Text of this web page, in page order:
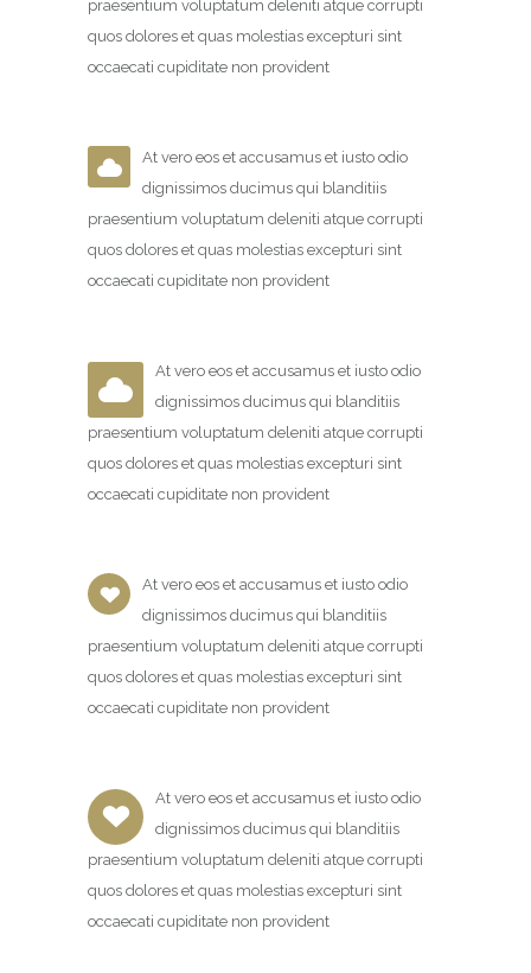
praesentium voluptatum deleniti atque corrupti
quos dolores et quas molestias excepturi sint
occaecati cupiditate non provident
At vero eos et accusamus et iusto odio
dignissimos ducimus qui blanditiis
praesentium voluptatum deleniti atque corrupti
quos dolores et quas molestias excepturi sint
occaecati cupiditate non provident
At vero eos et accusamus et iusto odio
dignissimos ducimus qui blanditiis
praesentium voluptatum deleniti atque corrupti
quos dolores et quas molestias excepturi sint
occaecati cupiditate non provident
At vero eos et accusamus et iusto odio
dignissimos ducimus qui blanditiis
praesentium voluptatum deleniti atque corrupti
quos dolores et quas molestias excepturi sint
occaecati cupiditate non provident
At vero eos et accusamus et iusto odio
dignissimos ducimus qui blanditiis
praesentium voluptatum deleniti atque corrupti
quos dolores et quas molestias excepturi sint
occaecati cupiditate non provident